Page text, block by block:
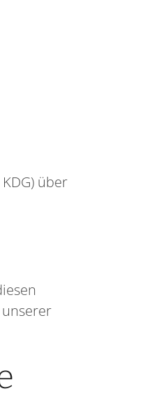
über